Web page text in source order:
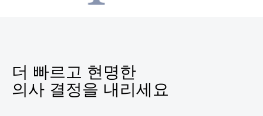
더 빠르고 현명한
의사 결정을 내리세요